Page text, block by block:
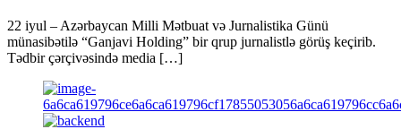
22 iyul – Azərbaycan Milli Mətbuat və Jurnalistika Günü
münasibətilə “Ganjavi Holding” bir qrup jurnalistlə görüş keçirib.
Tədbir çərçivəsində media […]